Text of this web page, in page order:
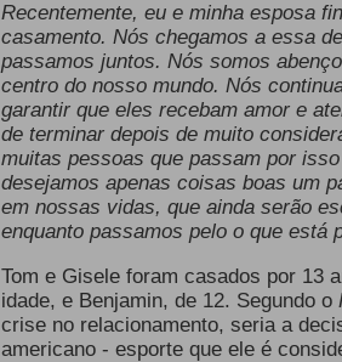
Recentemente, eu e minha esposa
casamento. Nós chegamos a essa
passamos juntos. Nós somos
centro do nosso mundo. Nós
garantir que eles recebam amor e
de terminar depois de muito
muitas pessoas que passam por
desejamos apenas coisas boas um
em nossas vidas, que ainda serão
enquanto passamos pelo o que está
Tom e Gisele foram casados por 13
idade, e Benjamin, de 12. Segundo o
crise no relacionamento, seria a
americano - esporte que ele é